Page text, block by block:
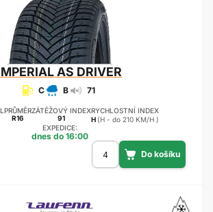
AS DRIVER
C B 71
PRŮMĚR
R16
ZÁTĚŽOVÝ INDEX
91
RYCHLOSTNÍ INDEX
H (H - do 210 KM/H )
EXPEDICE:
dnes do 16:00